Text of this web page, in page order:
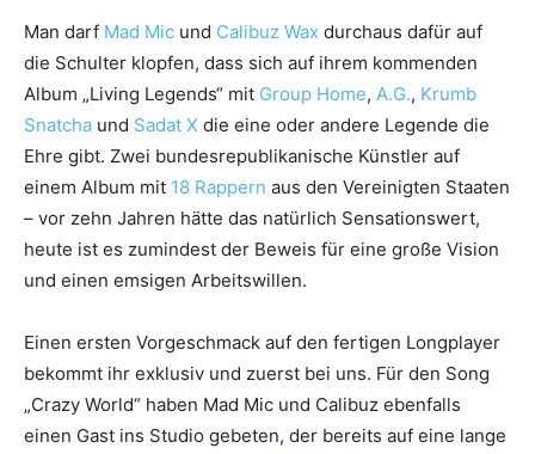
Man darf Mad Mic und Calibuz Wax durchaus dafür auf
die Schulter klopfen, dass sich auf ihrem kommenden
Album „Living Legends“ mit Group Home, A.G., Krumb
Snatcha und Sadat X die eine oder andere Legende die
Ehre gibt. Zwei bundesrepublikanische Künstler auf
einem Album mit 18 Rappern aus den Vereinigten Staaten
– vor zehn Jahren hätte das natürlich Sensationswert,
heute ist es zumindest der Beweis für eine große Vision
und einen emsigen Arbeitswillen.
Einen ersten Vorgeschmack auf den fertigen Longplayer
bekommt ihr exklusiv und zuerst bei uns. Für den Song
„Crazy World“ haben Mad Mic und Calibuz ebenfalls
einen Gast ins Studio gebeten, der bereits auf eine lange